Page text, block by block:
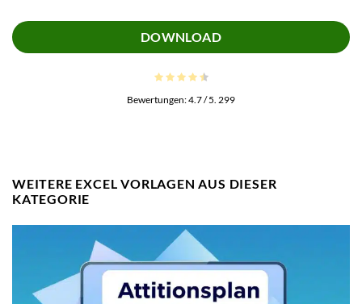
DOWNLOAD
Bewertungen:4.7/ 5. 299
WEITERE EXCEL VORLAGEN AUS DIESER
KATEGORIE